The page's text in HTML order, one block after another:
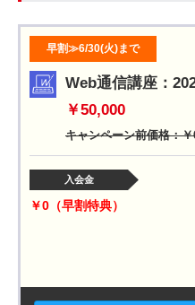
早割≫6/30(火)まで
Web通信講座：
￥50,000
キャンペーン前価格：
入会金
￥0（早割特典）